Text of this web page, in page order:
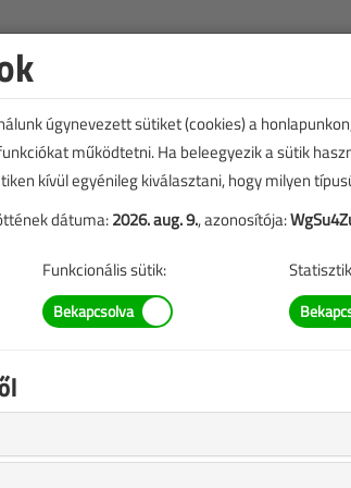
úgynevezett sütiket (cookies) a
működtetni. Ha beleegyezik a sütik
kívül egyénileg kiválasztani, hogy milyen
dátuma:2026. aug. 9., azonosítója:
Funkcionális sütik: